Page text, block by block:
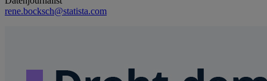
rene.bocksch@statista.com